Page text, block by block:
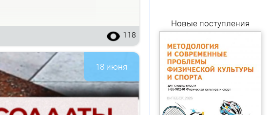
118
18 июня
Новые поступления